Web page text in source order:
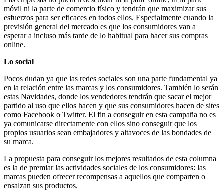
móvil ni la parte de comercio físico y tendrán que maximizar sus
esfuerzos para ser eficaces en todos ellos. Especialmente cuando la
previsión general del mercado es que los consumidores van a
esperar a incluso más tarde de lo habitual para hacer sus compras
online.
Lo social
Pocos dudan ya que las redes sociales son una parte fundamental ya
en la relación entre las marcas y los consumidores. También lo serán
estas Navidades, donde los vendedores tendrán que sacar el mejor
partido al uso que ellos hacen y que sus consumidores hacen de sites
como Facebook o Twitter. El fin a conseguir en esta campaña no es
ya comunicarse directamente con ellos sino conseguir que los
propios usuarios sean embajadores y altavoces de las bondades de
su marca.
La propuesta para conseguir los mejores resultados de esta columna
es la de premiar las actividades sociales de los consumidores: las
marcas pueden ofrecer recompensas a aquellos que comparten o
ensalzan sus productos.